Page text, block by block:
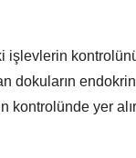
işlevlerin
dokuların
kontrolünde yer